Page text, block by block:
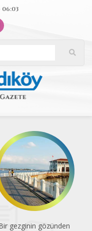
gezginin gözünden